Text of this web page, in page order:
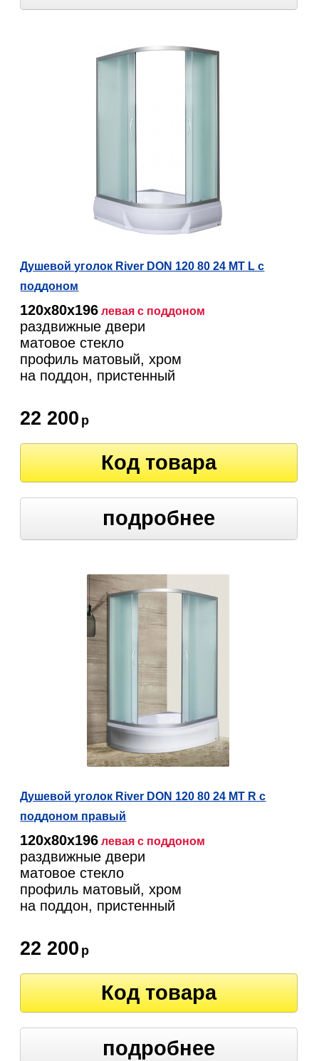
Душевой уголок River DON 120 80 24 МТ L c
поддоном
120х80х196 левая с поддоном
раздвижные двери
матовое стекло
профиль матовый, хром
на поддон, пристенный
22 200 р
Код товара
подробнее
Душевой уголок River DON 120 80 24 МТ R c
поддоном правый
120х80х196 левая с поддоном
раздвижные двери
матовое стекло
профиль матовый, хром
на поддон, пристенный
22 200 р
Код товара
подробнее